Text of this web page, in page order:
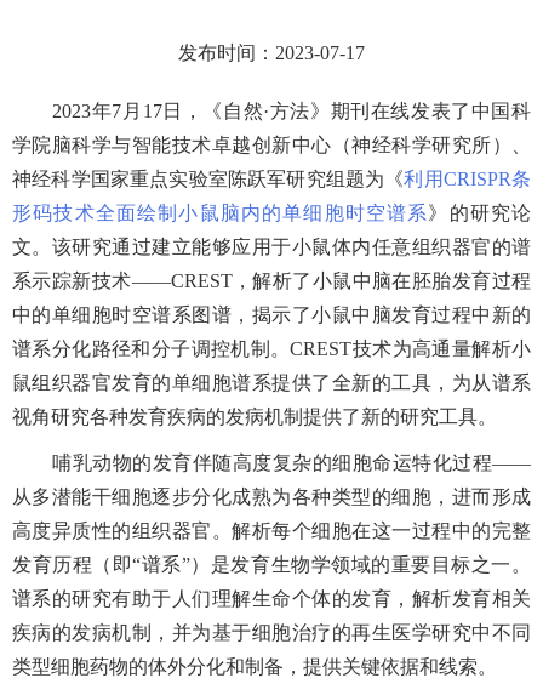
发布时间：2023-07-17
2023年7月17日，《自然·方法》期刊在线发表了中国科
学院脑科学与智能技术卓越创新中心（神经科学研究所）、
神经科学国家重点实验室陈跃军研究组题为《利用CRISPR条
形码技术全面绘制小鼠脑内的单细胞时空谱系》的研究论
文。该研究通过建立能够应用于小鼠体内任意组织器官的谱
系示踪新技术——CREST，解析了小鼠中脑在胚胎发育过程
中的单细胞时空谱系图谱，揭示了小鼠中脑发育过程中新的
谱系分化路径和分子调控机制。CREST技术为高通量解析小
鼠组织器官发育的单细胞谱系提供了全新的工具，为从谱系
视角研究各种发育疾病的发病机制提供了新的研究工具。
哺乳动物的发育伴随高度复杂的细胞命运特化过程——
从多潜能干细胞逐步分化成熟为各种类型的细胞，进而形成
高度异质性的组织器官。解析每个细胞在这一过程中的完整
发育历程（即“谱系”）是发育生物学领域的重要目标之一。
谱系的研究有助于人们理解生命个体的发育，解析发育相关
疾病的发病机制，并为基于细胞治疗的再生医学研究中不同
类型细胞药物的体外分化和制备，提供关键依据和线索。